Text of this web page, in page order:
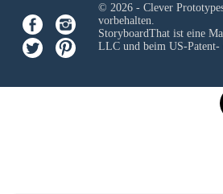
© 2026 - Clever
vorbehalten.
StoryboardThat ist eine
LLCund beim US-Patent-